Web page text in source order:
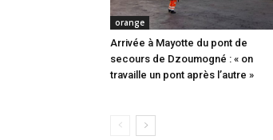
orange
Arrivée à Mayotte du pont de
secours de Dzoumogné : « on
travaille un pont après l’autre »